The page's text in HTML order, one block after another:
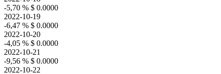
-5,70 % $ 0.0000
2022-10-19
-6,47 % $ 0.0000
2022-10-20
-4,05 % $ 0.0000
2022-10-21
-9,56 % $ 0.0000
2022-10-22